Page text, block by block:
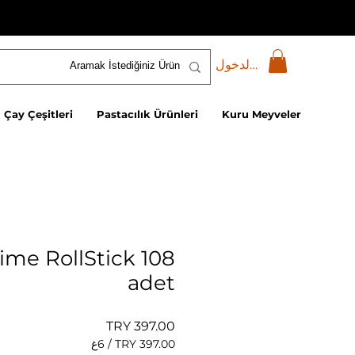
تسجيل الدخول
Çay Çeşitleri Pastacılık Ürünleri Kuru Meyveler
RollStick 108
adet
السعر
/ 6غ